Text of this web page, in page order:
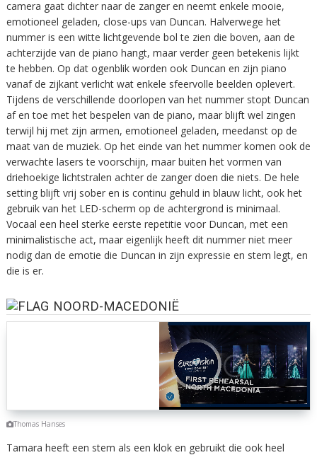
camera gaat dichter naar de zanger en neemt enkele mooie,
emotioneel geladen, close-ups van Duncan. Halverwege het
nummer is een witte lichtgevende bol te zien die boven, aan de
achterzijde van de piano hangt, maar verder geen betekenis lijkt
te hebben. Op dat ogenblik worden ook Duncan en zijn piano
vanaf de zijkant verlicht wat enkele sfeervolle beelden oplevert.
Tijdens de verschillende doorlopen van het nummer stopt Duncan
af en toe met het bespelen van de piano, maar blijft wel zingen
terwijl hij met zijn armen, emotioneel geladen, meedanst op de
maat van de muziek. Op het einde van het nummer komen ook de
verwachte lasers te voorschijn, maar buiten het vormen van
driehoekige lichtstralen achter de zanger doen die niets. De hele
setting blijft vrij sober en is continu gehuld in blauw licht, ook het
gebruik van het LED-scherm op de achtergrond is minimaal.
Vocaal een heel sterke eerste repetitie voor Duncan, met een
minimalistische act, maar eigenlijk heeft dit nummer niet meer
nodig dan de emotie die Duncan in zijn expressie en stem legt, en
die is er.
NOORD-MACEDONIË
Thomas Hanses
Tamara heeft een stem als een klok en gebruikt die ook heel